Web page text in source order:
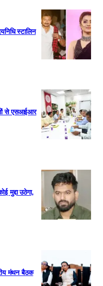
स्टालिन
से एसआईआर
मुद्दा उठेगा,
मंथन बैठक